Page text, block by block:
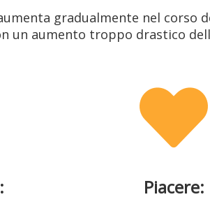
gradualmente nel corso
un aumento troppo drastico
Piacere: